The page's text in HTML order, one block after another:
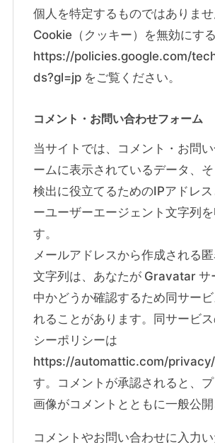
個人を特定するものではありませ
Cookie（クッキー）を無効にする
https://policies.google.com/
ds?gl=jp をご覧ください。
コメント・お問い合わせフォーム
当サイトでは、コメント・お問
ームに表示されているデータ、
検出に役立てるためのIPアドレ
ーユーザーエージェント文字列を
す。
メールアドレスから作成される
文字列は、あなたが Gravatar サ
中かどうか確認するため同サー
れることがあります。同サービ
シーポリシーは
https://automattic.com/privacy/
す。コメントが承認されると、
画像がコメントとともに一般公開
コメントやお問い合わせに入力